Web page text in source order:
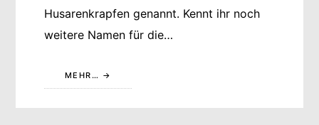
Husarenkrapfen genannt. Kennt ihr noch
weitere Namen für die…
MEHR…